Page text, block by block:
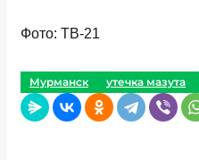
Фото: ТВ-21
Мурманск утечка мазута